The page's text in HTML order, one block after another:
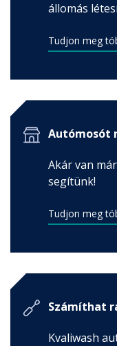
állomás
Tudjon meg
Autómosót
Akár van
segítünk!
Tudjon meg
Számíthat
Kvaliwash